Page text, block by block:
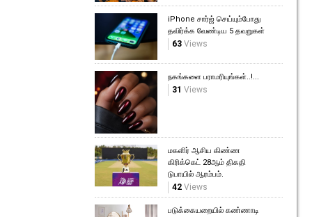
iPhone சார்ஜ் செய்யும்போது
தவிர்க்க வேண்டிய 5 தவறுகள்
63 Views
நகங்களை பராமரியுங்கள்..!...
31 Views
மகளிர் ஆசிய கிண்ண
கிரிக்கெட் 28ஆம் திகதி
டுபாயில் ஆரம்பம்.
42 Views
படுக்கையறையில் கண்ணாடி